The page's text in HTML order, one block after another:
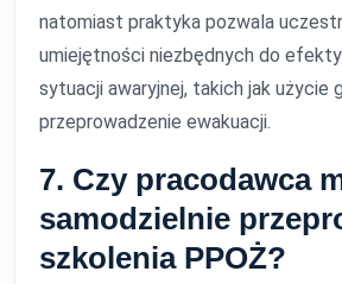
natomiast praktyka pozwala
umiejętności niezbędnych do
sytuacji awaryjnej, takich jak użycie
przeprowadzenie ewakuacji.
7. Czy pracodawca
samodzielnie
szkolenia PPOŻ?